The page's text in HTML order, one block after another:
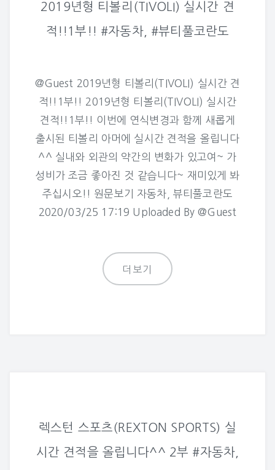
2019년형 티볼리(TIVOLI) 실시간 견
적!!1부!! #자동차, #뷰티풀코란도
@Guest 2019년형 티볼리(TIVOLI) 실시간 견
적!!1부!! 2019년형 티볼리(TIVOLI) 실시간
견적!!1부!! 이번에 연식변경과 함께 새롭게
출시된 티볼리 아머에 실시간 견적을 올립니다
^^ 실내와 외관의 약간의 변화가 있고여~ 가
성비가 조금 좋아진 것 같습니다~ 재미있게 봐
주십시오!! 원문보기 자동차, 뷰티풀코란도
2020/03/25 17:19 Uploaded By @Guest
더보기
렉스턴 스포츠(REXTON SPORTS) 실
시간 견적을 올립니다^^ 2부 #자동차,